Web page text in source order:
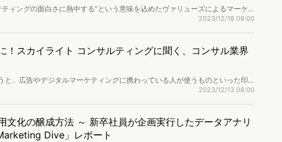
ィングの面白さに熱中する”という意味を込めたヴァリューズによるマーケ
」。10/25に開催された今回の全体テーマは『未来を創り出す顧客理解の
をどのように活用できるのか」というテーマのもと、具体的な分析結果
ューズの3社で議論。また国内電通グループのオリジナルソリューション
2023/12/18 08:00
！スカイライト コンサルティングに聞く、コンサル業界
、広告やデジタルマーケティングに携わっている人が使うものといった印
か。今回お取り組みを紹介するのは、ビジネスコンサルティングサービスを
2023/12/13 08:00
文化の醸成方法 ～ 新卒社員が企画実行したデータアナリ
Dive」レポート